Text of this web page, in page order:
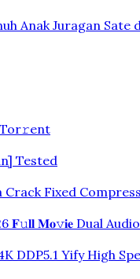
Anak Juragan Sate
Tor𝚛ent
Tested
Fixed
𝐅𝚞𝐥𝐥 𝐌𝐨𝚟𝐢𝐞 Dual
DDP5.1 Yify High